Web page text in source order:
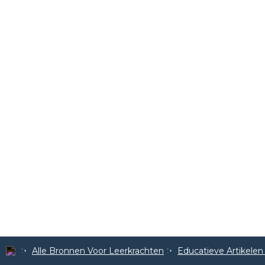
Alle Bronnen Voor Leerkrachten Educatieve